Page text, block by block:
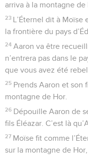
arriva à la montagne de
23 L’Éternel dit à Moïse
la frontière du pays
24 Aaron va être
n’entrera pas dans le
que vous avez été
25 Prends Aaron et son
montagne de Hor.
26 Dépouille Aaron de
fils Éléazar. C’est là
27 Moïse fit comme
sur la montagne de